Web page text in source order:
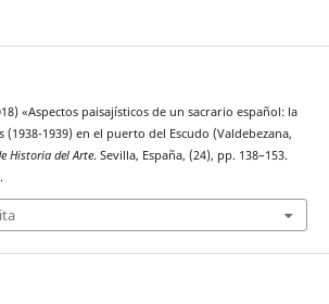
«Aspectos paisajísticos de un sacrario español: la
1939) en el puerto del Escudo (Valdebezana,
Historia del Arte. Sevilla, España, (24), pp. 138–153.